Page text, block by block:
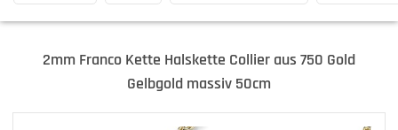
2mm Franco Kette Halskette Collier aus 750 Gold
Gelbgold massiv 50cm